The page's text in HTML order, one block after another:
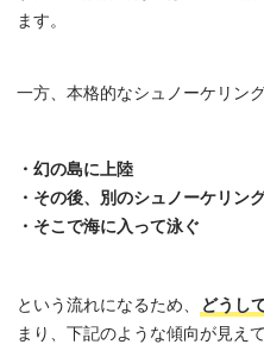
ます。
一方、本格的なシュノーケリン
・幻の島に上陸
・その後、別のシュノーケリン
・そこで海に入って泳ぐ
という流れになるため、 どうし
まり、下記のような傾向が見えて